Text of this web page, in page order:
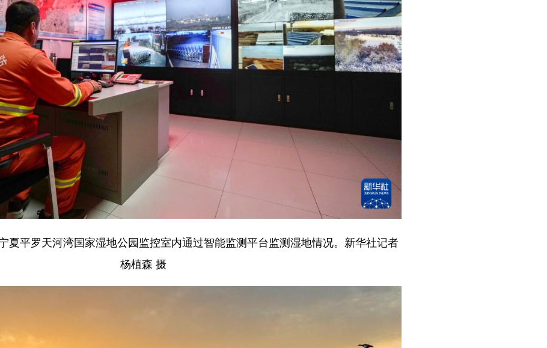
夏平罗天河湾国家湿地公园监控室内通过智能监测平台监测湿地情况。新华社记者
杨植森 摄